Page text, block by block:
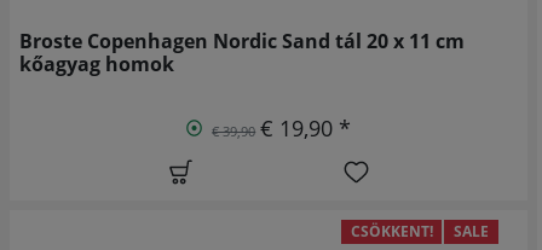
Broste Copenhagen Nordic Sand tál 20 x 11 cm
kőagyag homok
€ 39,90 € 19,90 *
CSÖKKENT! SALE